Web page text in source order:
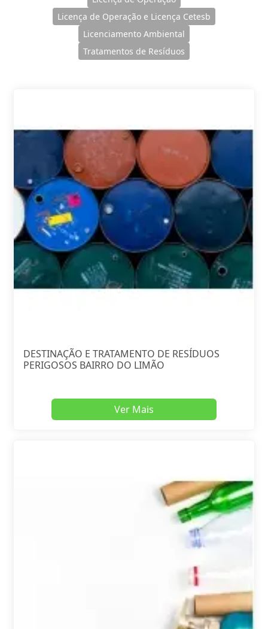
Licença de Operação e Licença Cetesb
Licenciamento Ambiental
Tratamentos de Resíduos
DESTINAÇÃO E TRATAMENTO DE RESÍDUOS
PERIGOSOS BAIRRO DO LIMÃO
Ver Mais